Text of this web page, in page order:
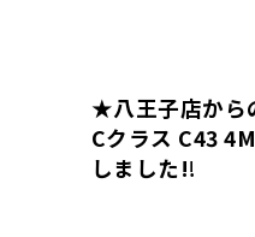
★八王子店から
Cクラス C43
しました‼